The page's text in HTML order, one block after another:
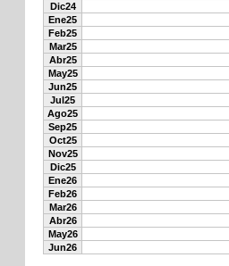
Dic24
Ene25
Feb25
Mar25
Abr25
May25
Jun25
Jul25
Ago25
Sep25
Oct25
Nov25
Dic25
Ene26
Feb26
Mar26
Abr26
May26
Jun26